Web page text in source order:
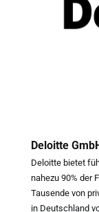
Deloitte
Deloitte bietet
nahezu 90% der
Tausende von
in Deutschland